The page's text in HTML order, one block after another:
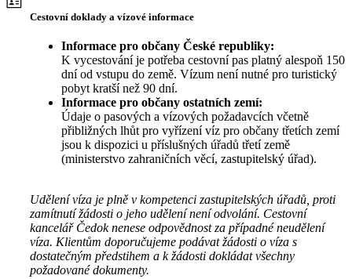
Cestovní doklady a vízové informace
Informace pro občany České republiky:
K vycestování je potřeba cestovní pas platný alespoň 150
dní od vstupu do země. Vízum není nutné pro turistický
pobyt kratší než 90 dní.
Informace pro občany ostatních zemí:
Údaje o pasových a vízových požadavcích včetně
přibližných lhůt pro vyřízení víz pro občany třetích zemí
jsou k dispozici u příslušných úřadů třetí země
(ministerstvo zahraničních věcí, zastupitelský úřad).
Udělení víza je plně v kompetenci zastupitelských úřadů, proti
zamítnutí žádosti o jeho udělení není odvolání. Cestovní
kancelář Čedok nenese odpovědnost za případné neudělení
víza. Klientům doporučujeme podávat žádosti o víza s
dostatečným předstihem a k žádosti dokládat všechny
požadované dokumenty.